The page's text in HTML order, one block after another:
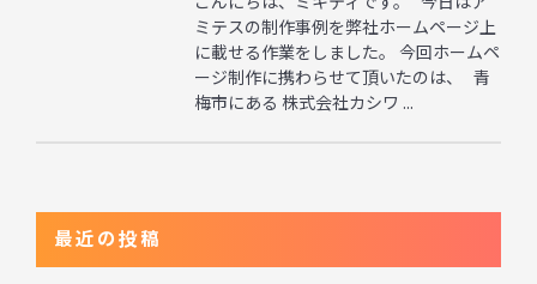
ミテスの制作事例を弊社ホームページ上
に載せる作業をしました。 今回ホームペ
ージ制作に携わらせて頂いたのは、 青
梅市にある 株式会社カシワ ...
最近の投稿